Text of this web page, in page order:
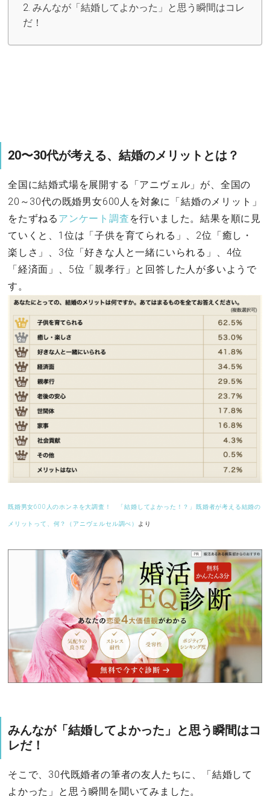
みんなが「結婚してよかった」と思う瞬間はコレ
だ！
20〜30代が考える、結婚のメリットとは？
全国に結婚式場を展開する「アニヴェル」が、全国の
20～30代の既婚男女600人を対象に「結婚のメリット」
をたずねる アンケート調査 を行いました。結果を順に見
ていくと、1位は「子供を育てられる」、2位「癒し・
楽しさ」、3位「好きな人と一緒にいられる」、4位
「経済面」、5位「親孝行」と回答した人が多いようで
す。
既婚男女600人のホンネを大調査！ 「結婚してよかった！？」既婚者が考える結婚の
メリットって、何？（アニヴェルセル調べ） より
みんなが「結婚してよかった」と思う瞬間はコ
レだ！
そこで、30代既婚者の筆者の友人たちに、「結婚して
よかった」と思う瞬間を聞いてみました。